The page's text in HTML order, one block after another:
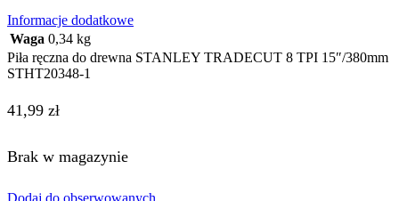
Informacje dodatkowe
Waga 0,34 kg
Piła ręczna do drewna STANLEY TRADECUT 8 TPI 15″/380mm
STHT20348-1
41,99 zł
Brak w magazynie
Dodaj do obserwowanych